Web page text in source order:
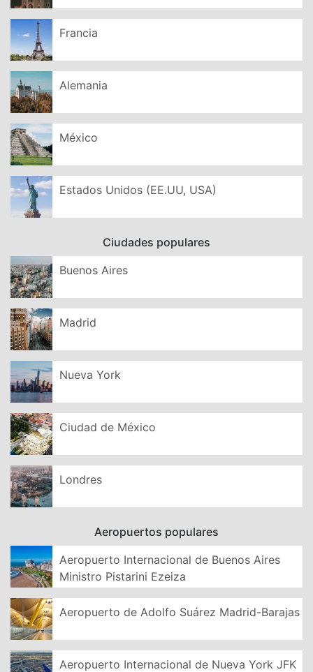
Francia
Alemania
México
Estados Unidos (EE.UU, USA)
Ciudades populares
Buenos Aires
Madrid
Nueva York
Ciudad de México
Londres
Aeropuertos populares
Aeropuerto Internacional de Buenos Aires
Ministro Pistarini Ezeiza
Aeropuerto de Adolfo Suárez Madrid-Barajas
Aeropuerto Internacional de Nueva York JFK